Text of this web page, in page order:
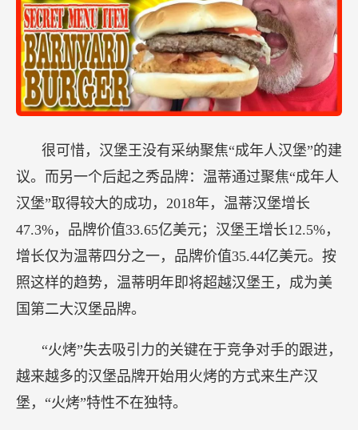
很可惜，汉堡王没有采纳聚焦“成年人汉堡”的建
议。而另一个后起之秀品牌：温蒂通过聚焦“成年人
汉堡”取得较大的成功，2018年，温蒂汉堡增长
47.3%，品牌价值33.65亿美元；汉堡王增长12.5%，
增长仅为温蒂四分之一，品牌价值35.44亿美元。按
照这样的趋势，温蒂明年即将超越汉堡王，成为美
国第二大汉堡品牌。
“火烤”失去吸引力的关键在于竞争对手的跟进，
越来越多的汉堡品牌开始用火烤的方式来生产汉
堡，“火烤”特性不在独特。